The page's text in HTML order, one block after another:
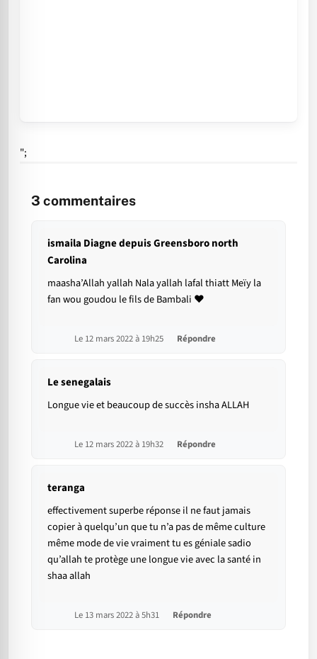
";
3 commentaires
ismaila Diagne depuis Greensboro north
Carolina
maasha’Allah yallah Nala yallah lafal thiatt Meïy la
fan wou goudou le fils de Bambali ❤️
Le 12 mars 2022 à 19h25 Répondre
Le senegalais
Longue vie et beaucoup de succès insha ALLAH
Le 12 mars 2022 à 19h32 Répondre
teranga
effectivement superbe réponse il ne faut jamais
copier à quelqu’un que tu n’a pas de même culture
même mode de vie vraiment tu es géniale sadio
qu’allah te protège une longue vie avec la santé in
shaa allah
Le 13 mars 2022 à 5h31 Répondre